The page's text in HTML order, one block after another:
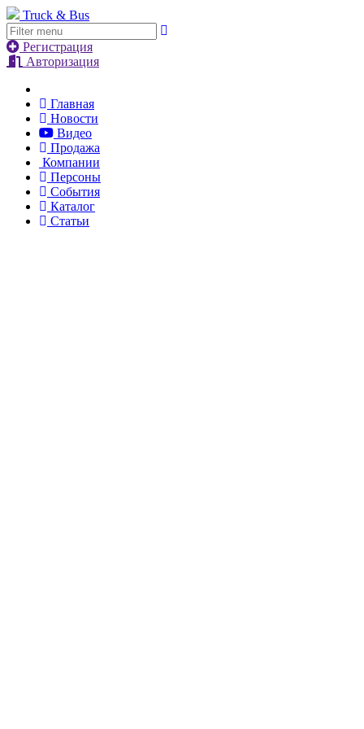
Truck & Bus
Регистрация
Авторизация
Главная
Новости
Видео
Продажа
Компании
Персоны
События
Каталог
Статьи